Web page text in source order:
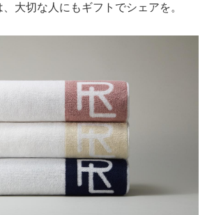
大切な人にもギフトでシェアを。